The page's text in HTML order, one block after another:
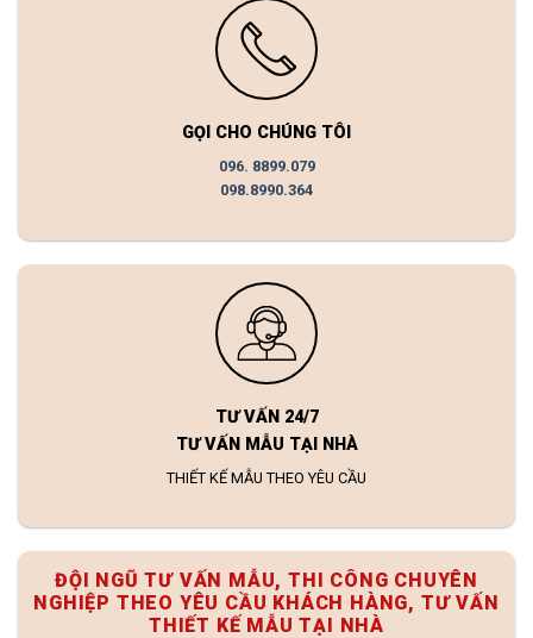
GỌI CHO CHÚNG TÔI
096. 8899.079
098.8990.364
TƯ VẤN 24/7
TƯ VẤN MẪU TẠI NHÀ
THIẾT KẾ MẪU THEO YÊU CẦU
ĐỘI NGŨ TƯ VẤN MẪU, THI CÔNG CHUYÊN
NGHIỆP THEO YÊU CẦU KHÁCH HÀNG, TƯ VẤN
THIẾT KẾ MẪU TẠI NHÀ